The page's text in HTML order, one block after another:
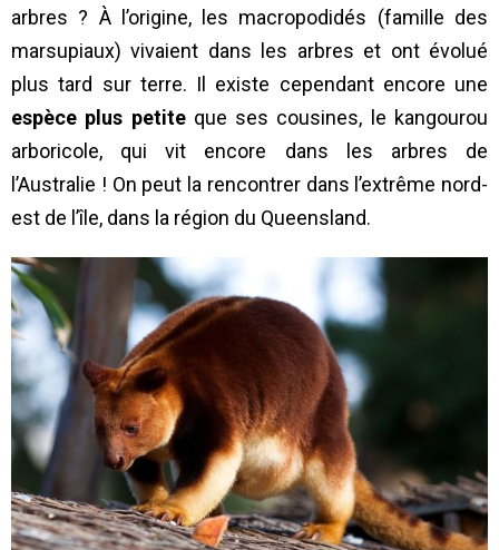
arbres ? À l’origine, les macropodidés (famille des
marsupiaux) vivaient dans les arbres et ont évolué
plus tard sur terre. Il existe cependant encore une
espèce plus petiteque ses cousines, le kangourou
arboricole, qui vit encore dans les arbres de
l’Australie ! On peut la rencontrer dans l’extrême nord-
est de l’île, dans la région du Queensland.